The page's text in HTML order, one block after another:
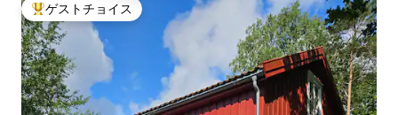
大好評のゲストチョイスです。
ゲストチョイス